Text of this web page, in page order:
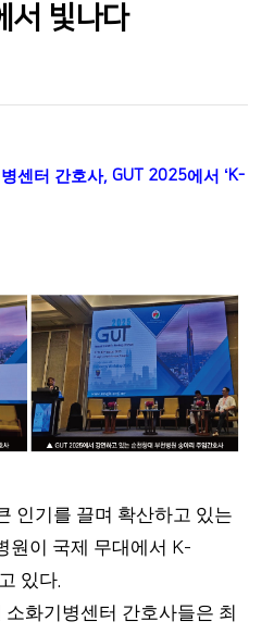
서 빛나다
센터 간호사, GUT 2025에서 ‘K-
인기를 끌며 확산하고 있는
원이 국제 무대에서 K-
있다.
화기병센터 간호사들은 최